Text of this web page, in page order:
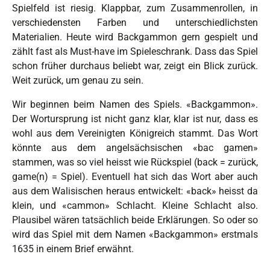
Spielfeld ist riesig. Klappbar, zum Zusammenrollen, in
verschiedensten Farben und unterschiedlichsten
Materialien. Heute wird Backgammon gern gespielt und
zählt fast als Must-have im Spieleschrank. Dass das Spiel
schon früher durchaus beliebt war, zeigt ein Blick zurück.
Weit zurück, um genau zu sein.
Wir beginnen beim Namen des Spiels. «Backgammon».
Der Wortursprung ist nicht ganz klar, klar ist nur, dass es
wohl aus dem Vereinigten Königreich stammt. Das Wort
könnte aus dem angelsächsischen «bac gamen»
stammen, was so viel heisst wie Rückspiel (back = zurück,
game(n) = Spiel). Eventuell hat sich das Wort aber auch
aus dem Walisischen heraus entwickelt: «back» heisst da
klein, und «cammon» Schlacht. Kleine Schlacht also.
Plausibel wären tatsächlich beide Erklärungen. So oder so
wird das Spiel mit dem Namen «Backgammon» erstmals
1635 in einem Brief erwähnt.